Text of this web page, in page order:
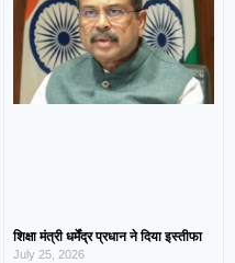
शिक्षा मंत्री धर्मेंद्र प्रधान ने दिया इस्तीफा
July 25, 2026